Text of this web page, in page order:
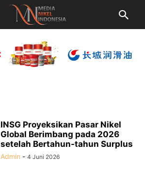
INSG Proyeksikan Pasar Nikel
Global Berimbang pada 2026
setelah Bertahun-tahun Surplus
Admin - 4 Juni 2026